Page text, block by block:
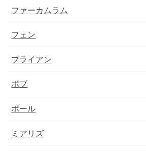
ファーカムラム
フェン
ブライアン
ボブ
ポール
ミアリズ